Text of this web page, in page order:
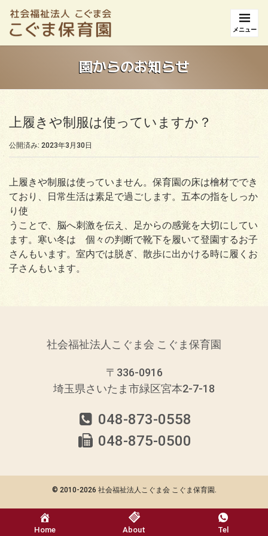
メニュー
園からのお知らせ
上履きや制服は使っていますか？
公開済み: 2023年3月30日
上履きや制服は使っていません。保育園の床は檜材ででき
ており、日常生活は素足で過ごします。五本の指をしっか
り使
うことで、脳へ刺激を伝え、足からの感覚を大切にしてい
ます。寒い冬は 個々の判断で靴下を履いて登園するお子
さんもいます。室内では脱ぎ、散歩に出かける時に履くお
子さんもいます。
社会福祉法人こぐま会 こぐま保育園
〒336-0916
埼玉県さいたま市緑区宮本2-7-18
048-873-0558
048-875-0500
© 2010-2026 社会福祉法人こぐま会 こぐま保育園.
Home About Tel